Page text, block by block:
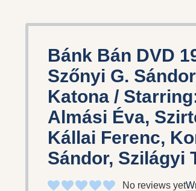
Bánk Bán DVD
Szőnyi G.
Katona /
Almási Éva,
Kállai Ferenc,
Sándor, Szilágyi
No reviews yet